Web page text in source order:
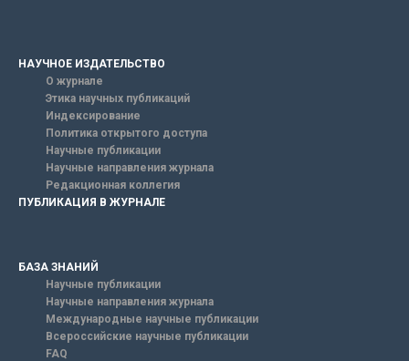
НАУЧНОЕ ИЗДАТЕЛЬСТВО
О журнале
Этика научных публикаций
Индексирование
Политика открытого доступа
Научные публикации
Научные направления журнала
Редакционная коллегия
ПУБЛИКАЦИЯ В ЖУРНАЛЕ
БАЗА ЗНАНИЙ
Научные публикации
Научные направления журнала
Международные научные публикации
Всероссийские научные публикации
FAQ